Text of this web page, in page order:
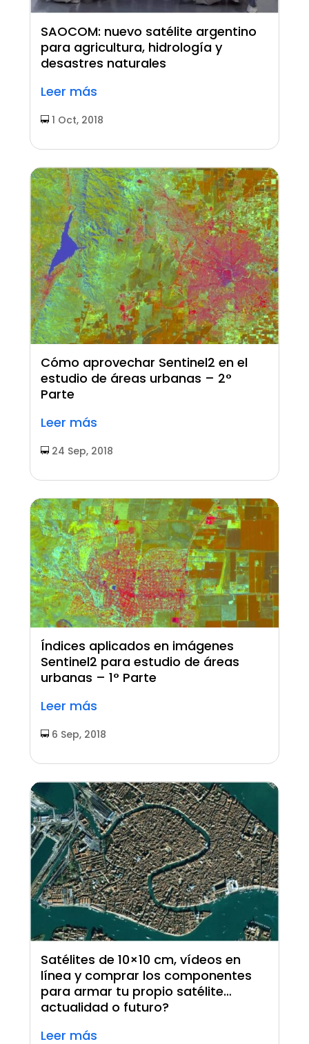
SAOCOM: nuevo satélite argentino
para agricultura, hidrología y
desastres naturales
Leer más
1 Oct, 2018
Cómo aprovechar Sentinel2 en el
estudio de áreas urbanas – 2°
Parte
Leer más
24 Sep, 2018
Índices aplicados en imágenes
Sentinel2 para estudio de áreas
urbanas – 1° Parte
Leer más
6 Sep, 2018
Satélites de 10×10 cm, vídeos en
línea y comprar los componentes
para armar tu propio satélite…
actualidad o futuro?
Leer más